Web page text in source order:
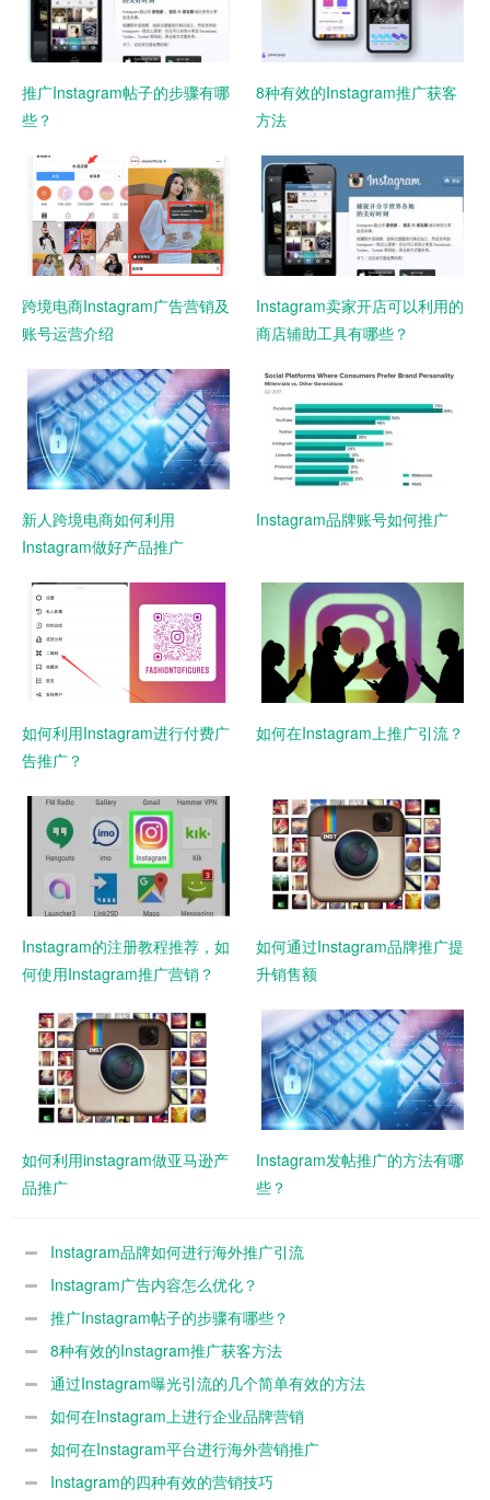
推广Instagram帖子的步骤有哪
些？
8种有效的Instagram推广获客
方法
跨境电商Instagram广告营销及
账号运营介绍
Instagram卖家开店可以利用的
商店辅助工具有哪些？
新人跨境电商如何利用
Instagram做好产品推广
Instagram品牌账号如何推广
如何利用Instagram进行付费广
告推广？
如何在Instagram上推广引流？
Instagram的注册教程推荐，如
何使用Instagram推广营销？
如何通过Instagram品牌推广提
升销售额
如何利用instagram做亚马逊产
品推广
Instagram发帖推广的方法有哪
些？
Instagram品牌如何进行海外推广引流
Instagram广告内容怎么优化？
推广Instagram帖子的步骤有哪些？
8种有效的Instagram推广获客方法
通过Instagram曝光引流的几个简单有效的方法
如何在Instagram上进行企业品牌营销
如何在Instagram平台进行海外营销推广
Instagram的四种有效的营销技巧